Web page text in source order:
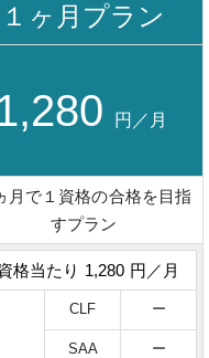
１ヶ月プラン
円／月
月で１資格の合格を目指
すプラン
格当たり 1,280 円／月
CLF ー
SAA ー